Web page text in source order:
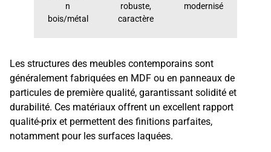
n
bois/métal
robuste,
caractère
modernisé
Les structures des meubles contemporains sont
généralement fabriquées en MDF ou en panneaux de
particules de première qualité, garantissant solidité et
durabilité. Ces matériaux offrent un excellent rapport
qualité-prix et permettent des finitions parfaites,
notamment pour les surfaces laquées.